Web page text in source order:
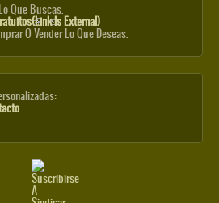
Que Buscas.
(link Is External)
O Vender Lo Que Deseas.